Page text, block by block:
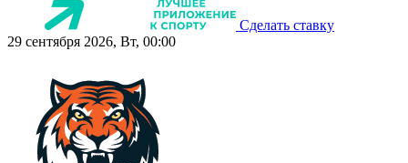
Сделать ставку
29 сентября 2026, Вт, 00:00